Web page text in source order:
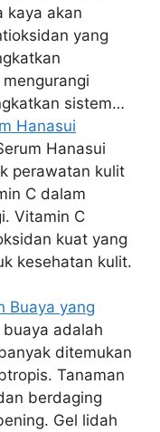
kaya akan
yang
sistem…
Hanasui
Hanasui
perawatan kulit
C dalam
Vitamin C
kuat yang
kesehatan kulit.
Buaya yang
buaya adalah
ditemukan
Tanaman
berdaging
Gel lidah